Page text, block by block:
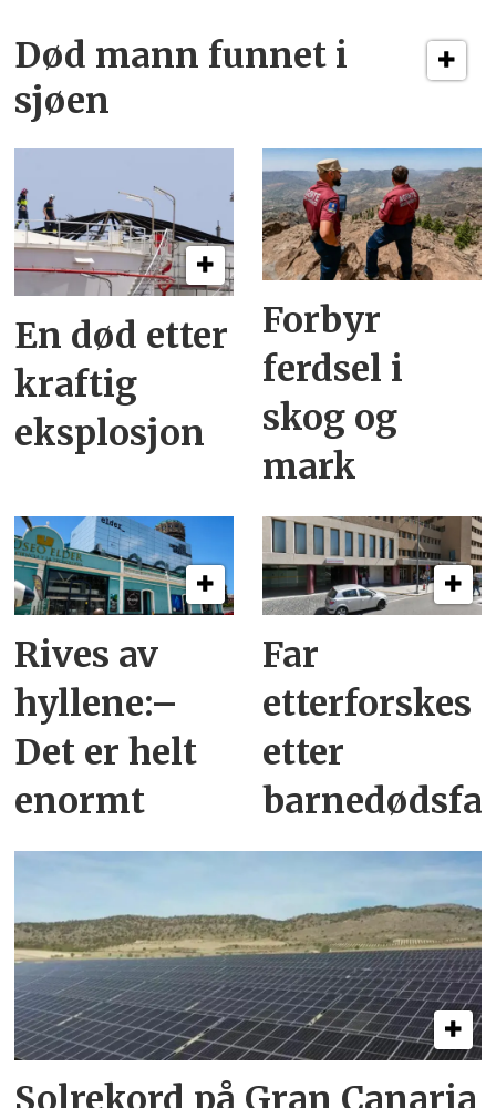
Død mann funnet i
sjøen
En død etter
kraftig
eksplosjon
Forbyr
ferdsel i
skog og
mark
Rives av
hyllene:–
Det er helt
enormt
Far
etterforskes
etter
Solrekord på Gran Canaria